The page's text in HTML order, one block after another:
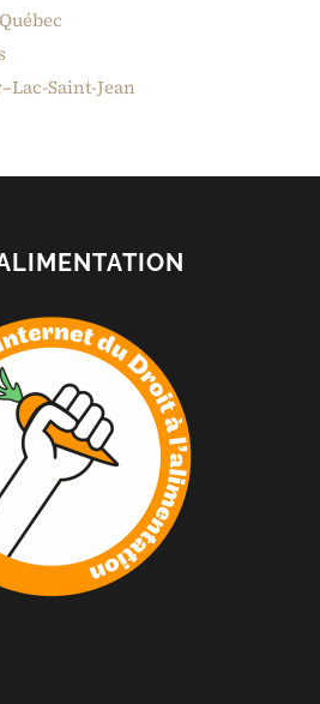
Saint-Jean